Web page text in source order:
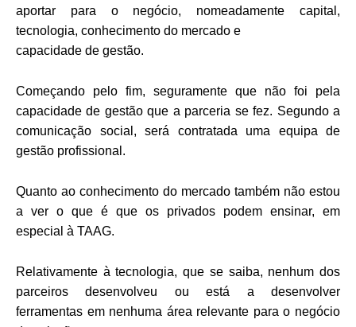
aportar para o negócio, nomeadamente capital,
tecnologia, conhecimento do mercado e
capacidade de gestão.
Começando pelo fim, seguramente que não foi pela
capacidade de gestão que a parceria se fez. Segundo a
comunicação social, será contratada uma equipa de
gestão profissional.
Quanto ao conhecimento do mercado também não estou
a ver o que é que os privados podem ensinar, em
especial à TAAG.
Relativamente à tecnologia, que se saiba, nenhum dos
parceiros desenvolveu ou está a desenvolver
ferramentas em nenhuma área relevante para o negócio